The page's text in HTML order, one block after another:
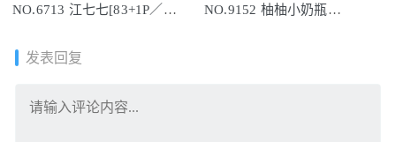
NO.6713 江七七[83+1P／
NO.9152 柚柚小奶瓶
发表回复